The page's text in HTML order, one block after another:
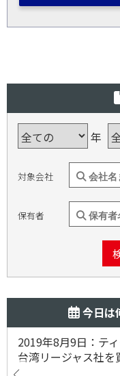
年
対象会社
保有者
今日は
2019年8月9日：テ
台湾リージャス社を